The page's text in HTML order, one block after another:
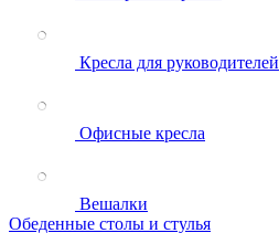
Кресла для руководителей
Офисные кресла
Вешалки
Обеденные столы и стулья